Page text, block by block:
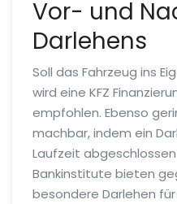
Vor- und
Darlehens
Soll das Fahrzeug ins
wird eine KFZ
empfohlen. Ebenso
machbar, indem ein
Laufzeit
Bankinstitute bieten
besondere Darlehen